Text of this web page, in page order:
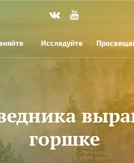
Исследуйте
горшке